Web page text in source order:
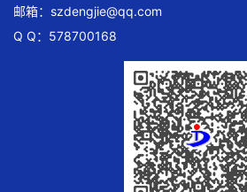
邮箱： szdengjie@qq.com
Q Q：578700168